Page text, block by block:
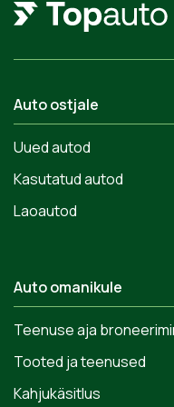
Auto ostjale
Uued autod
Kasutatud autod
Laoautod
Auto omanikule
Teenuse aja
Tooted ja teenused
Kahjukäsitlus